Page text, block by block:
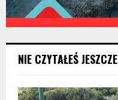
NIE CZYTAŁEŚ JESZCZE